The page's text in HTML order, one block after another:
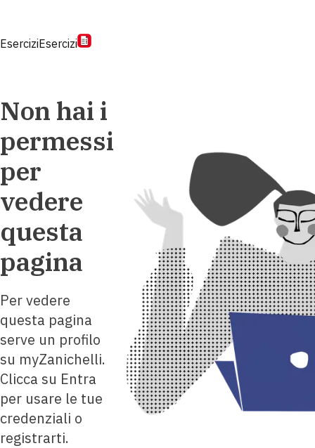
EserciziEsercizi
Non hai i
permessi
per
vedere
questa
pagina
Per vedere
questa pagina
serve un profilo
su myZanichelli.
Clicca su Entra
per usare le tue
credenziali o
registrarti.